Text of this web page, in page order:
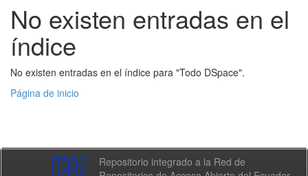
No existen entradas en el
índice
No existen entradas en el índice para "Todo DSpace".
Página de inicio
Repositorio integrado a la Red de